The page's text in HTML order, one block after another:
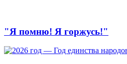
"Я помню! Я горжусь!"